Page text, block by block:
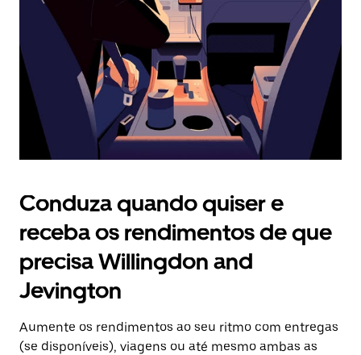
o
calendário.
Conduza quando quiser e
receba os rendimentos de que
precisa Willingdon and
Jevington
Aumente os rendimentos ao seu ritmo com entregas
(se disponíveis), viagens ou até mesmo ambas as